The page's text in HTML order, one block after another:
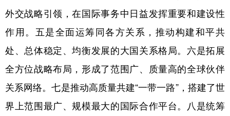
外交战略引领，在国际事务中日益发挥重要和建设性
作用。五是全面运筹同各方关系，推动构建和平共
处、总体稳定、均衡发展的大国关系格局。六是拓展
全方位战略布局，形成了范围广、质量高的全球伙伴
关系网络。七是推动高质量共建“一带一路”，搭建了世
界上范围最广、规模最大的国际合作平台。八是统筹